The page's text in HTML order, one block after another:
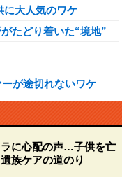
に大人気のワケ
たどり着いた“境地”
が途切れないワケ
に心配の声…子供を亡
族ケアの道のり